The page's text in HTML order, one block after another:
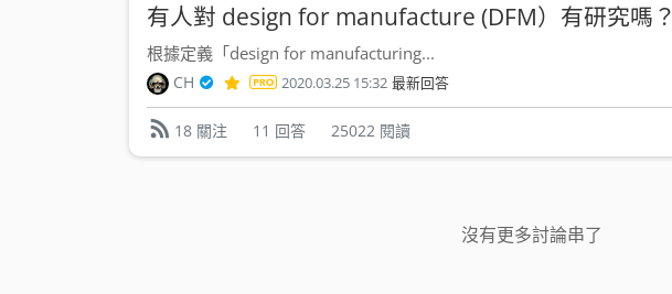
有人對 design for manufacture (DFM）有研究嗎？
根據定義「design for manufacturing...
CH 2020.03.25 15:32 最新回答
18 關注 11 回答 25022 閱讀
沒有更多討論串了